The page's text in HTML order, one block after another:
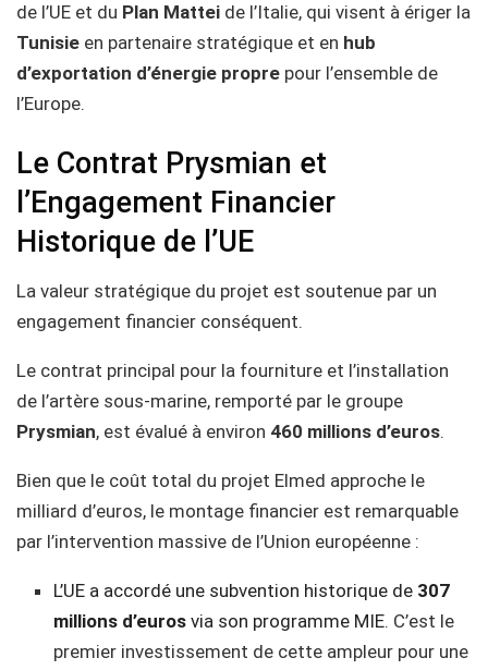
de l’UE et du Plan Mattei de l’Italie, qui visent à ériger la
Tunisie en partenaire stratégique et en hub
d’exportation d’énergie propre pour l’ensemble de
l’Europe.
Le Contrat Prysmian et
l’Engagement Financier
Historique de l’UE
La valeur stratégique du projet est soutenue par un
engagement financier conséquent.
Le contrat principal pour la fourniture et l’installation
de l’artère sous-marine, remporté par le groupe
Prysmian, est évalué à environ 460 millions d’euros.
Bien que le coût total du projet Elmed approche le
milliard d’euros, le montage financier est remarquable
par l’intervention massive de l’Union européenne :
L’UE a accordé une subvention historique de 307
millions d’euros via son programme MIE. C’est le
premier investissement de cette ampleur pour une